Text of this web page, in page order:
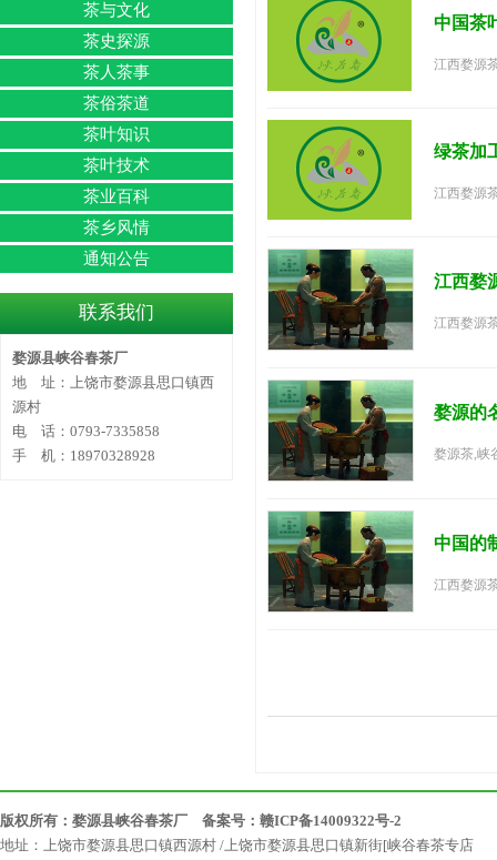
茶与文化
茶史探源
茶人茶事
茶俗茶道
茶叶知识
茶叶技术
茶业百科
茶乡风情
通知公告
联系我们
婺源县峡谷春茶厂
地 址：上饶市婺源县思口镇西
源村
电 话：0793-7335858
手 机：18970328928
中国茶
江西婺源
绿茶加
江西婺源
江西婺
江西婺源
婺源的
婺源茶,峡
中国的
江西婺源
版权所有：婺源县峡谷春茶厂 备案号： 赣ICP备14009322号-2
地址：上饶市婺源县思口镇西源村 /上饶市婺源县思口镇新街[峡谷春茶专店